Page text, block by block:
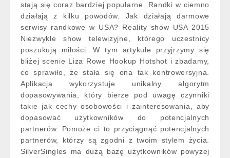
stają się coraz bardziej popularne. Randki w ciemno
działają z kilku powodów. Jak działają darmowe
serwisy randkowe w USA? Reality show USA 2015
Niezwykłe show telewizyjne, którego uczestnicy
poszukują miłości. W tym artykule przyjrzymy się
bliżej scenie Liza Rowe Hookup Hotshot i zbadamy,
co sprawiło, że stała się ona tak kontrowersyjna.
Aplikacja wykorzystuje unikalny algorytm
dopasowywania, który bierze pod uwagę czynniki
takie jak cechy osobowości i zainteresowania, aby
dopasować użytkowników do potencjalnych
partnerów. Pomoże ci to przyciągnąć potencjalnych
partnerów, którzy są zgodni z twoim stylem życia.
SilverSingles ma dużą bazę użytkowników powyżej